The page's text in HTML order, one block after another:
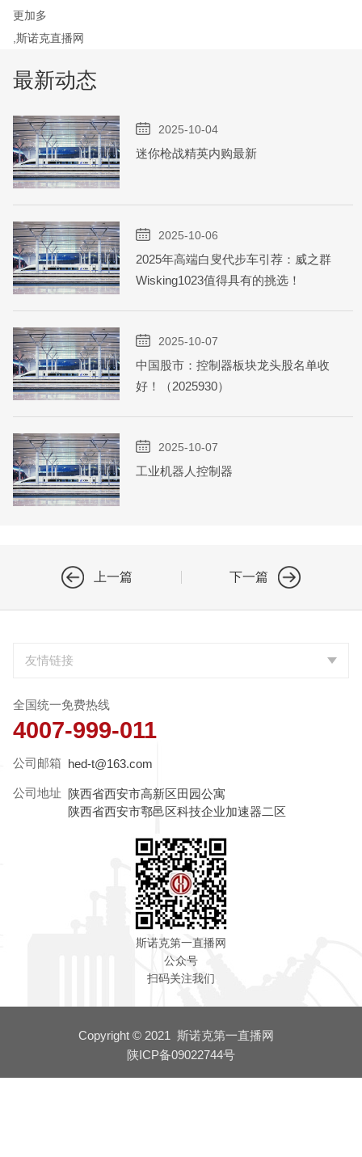
更加多
,斯诺克直播网
最新动态
2025-10-04
迷你枪战精英内购最新
2025-10-06
2025年高端白叟代步车引荐：威之群
Wisking1023值得具有的挑选！
2025-10-07
中国股市：控制器板块龙头股名单收
好！（2025930）
2025-10-07
工业机器人控制器
上一篇 下一篇
全国统一免费热线
4007-999-011
公司邮箱 hed-t@163.com
公司地址 陕西省西安市高新区田园公寓
陕西省西安市鄠邑区科技企业加速器二区
斯诺克第一直播网
公众号
扫码关注我们
Copyright © 2021 斯诺克第一直播网
陕ICP备09022744号